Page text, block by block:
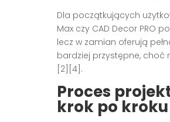
Dla początkujących
Max czy CAD Decor PRO
lecz w zamian oferują
bardziej przystępne,
[2][4].
Proces
krok po kroku